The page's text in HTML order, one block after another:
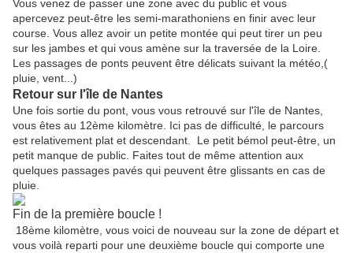
Vous venez de passer une zone avec du public et vous
apercevez peut-être les semi-marathoniens en finir avec leur
course. Vous allez avoir un petite montée qui peut tirer un peu
sur les jambes et qui vous amène sur la traversée de la Loire.
Les passages de ponts peuvent être délicats suivant la météo,(
pluie, vent...)
Retour sur l'île de Nantes
Une fois sortie du pont, vous vous retrouvé sur l'île de Nantes,
vous êtes au 12ème kilomètre. Ici pas de difficulté, le parcours
est relativement plat et descendant. Le petit bémol peut-être, un
petit manque de public. Faites tout de même attention aux
quelques passages pavés qui peuvent être glissants en cas de
pluie.
Fin de la première boucle !
18ème kilomètre, vous voici de nouveau sur la zone de départ et
vous voilà reparti pour une deuxième boucle qui comporte une